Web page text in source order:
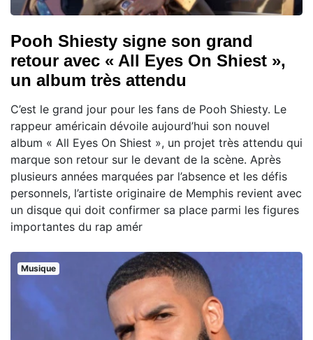
Pooh Shiesty signe son grand
retour avec « All Eyes On Shiest »,
un album très attendu
C’est le grand jour pour les fans de Pooh Shiesty. Le
rappeur américain dévoile aujourd’hui son nouvel
album « All Eyes On Shiest », un projet très attendu qui
marque son retour sur le devant de la scène. Après
plusieurs années marquées par l’absence et les défis
personnels, l’artiste originaire de Memphis revient avec
un disque qui doit confirmer sa place parmi les figures
importantes du rap amér
Musique